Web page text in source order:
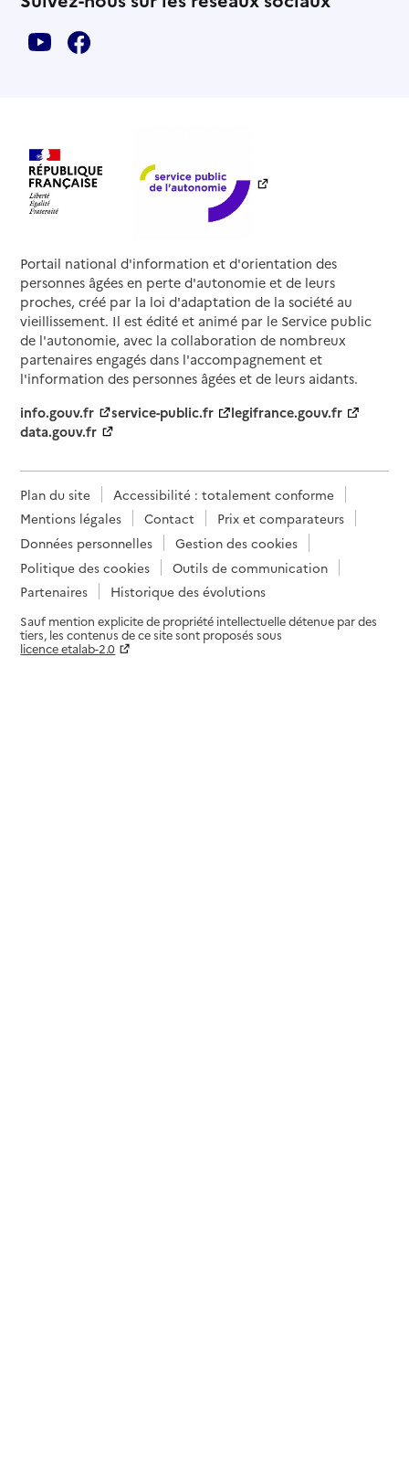
Portail national d'information et d'orientation des
personnes âgées en perte d'autonomie et de leurs
proches, créé par la loi d'adaptation de la société au
vieillissement. Il est édité et animé par le Service public
de l'autonomie, avec la collaboration de nombreux
partenaires engagés dans l'accompagnement et
l'information des personnes âgées et de leurs aidants.
info.gouv.fr
service-public.fr
legifrance.gouv.fr
data.gouv.fr
Plan du site
Accessibilité : totalement conforme
Mentions légales
Contact
Prix et comparateurs
Données personnelles
Gestion des cookies
Politique des cookies
Outils de communication
Partenaires
Historique des évolutions
Sauf mention explicite de propriété intellectuelle détenue par des
tiers, les contenus de ce site sont proposés sous
licence etalab-2.0